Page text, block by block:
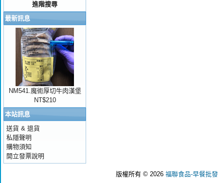
進階搜尋
最新訊息
NM541.魔術厚切牛肉漢堡
NT$210
本站訊息
送貨 & 退貨
私隱聲明
購物須知
開立發票說明
版權所有 © 2026 福聯食品-早餐批